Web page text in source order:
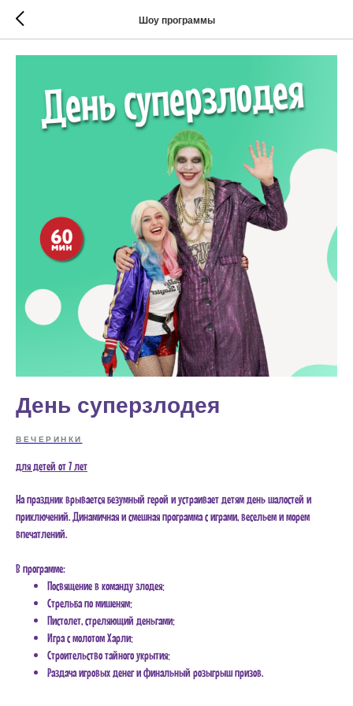
Шоу программы
День суперзлодея
ВЕЧЕРИНКИ
для детей от 7 лет
На праздник врывается безумный герой и устраивает детям день шалостей и
приключений. Динамичная и смешная программа с играми, весельем и морем
впечатлений.
В программе:
Посвящение в команду злодея;
Стрельба по мишеням;
Пистолет, стреляющий деньгами;
Игра с молотом Харли;
Строительство тайного укрытия;
Раздача игровых денег и финальный розыгрыш призов.